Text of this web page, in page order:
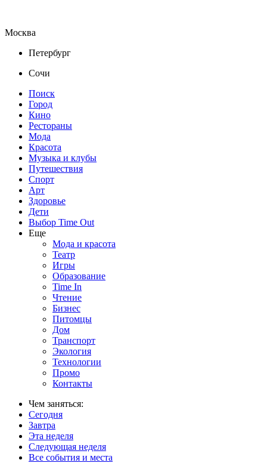
Москва
Петербург
Сочи
Поиск
Город
Кино
Рестораны
Мода
Красота
Музыка и клубы
Путешествия
Спорт
Арт
Здоровье
Дети
Выбор Time Out
Еще
Мода и красота
Театр
Игры
Образование
Time In
Чтение
Бизнес
Питомцы
Дом
Транспорт
Экология
Технологии
Промо
Контакты
Чем заняться:
Сегодня
Завтра
Эта неделя
Следующая неделя
Все события и места